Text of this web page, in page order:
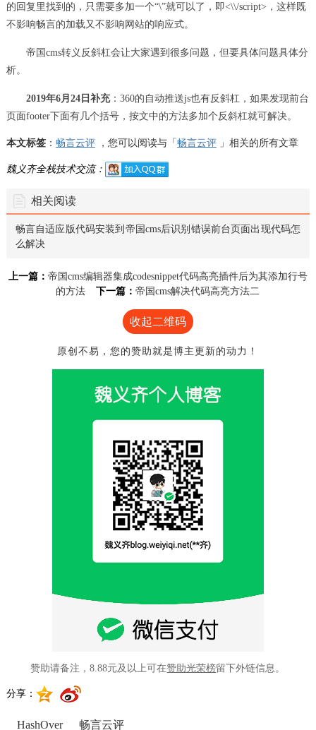
的回复里找到的，只需要多加一个“\”就可以了，即<\\/script>，这样既
不影响畅言的加载又不影响网站的响应式。
帝国cms转义反斜杠会让大家遇到很多问题，但要具体问题具体分
析。
2019年6月24日补充：360的自动推送js也有反斜杠，如果发现前台
页面footer下面有几个括号，按文中的方法多加个反斜杠就可解决。
本文标签： 畅言云评，您可以阅读与「畅言云评」相关的所有文章
魏义齐全栈技术交流：
相关阅读
畅言自适应版代码安装到帝国cms后识别错误前台页面出现代码怎
么解决
上一篇： 帝国cms编辑器集成codesnippet代码高亮插件后为其添加行号
的方法
下一篇：帝国cms解决代码高亮方法二
收起二维码
原创不易，您的赞助就是博主更新的动力！
赞助请备注，8.88元及以上可在赞助光荣榜留下外链信息。
分享：
HashOver 畅言云评